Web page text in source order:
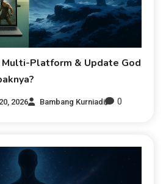
Platform & Update God
2026 Bambang Kurniadi 0